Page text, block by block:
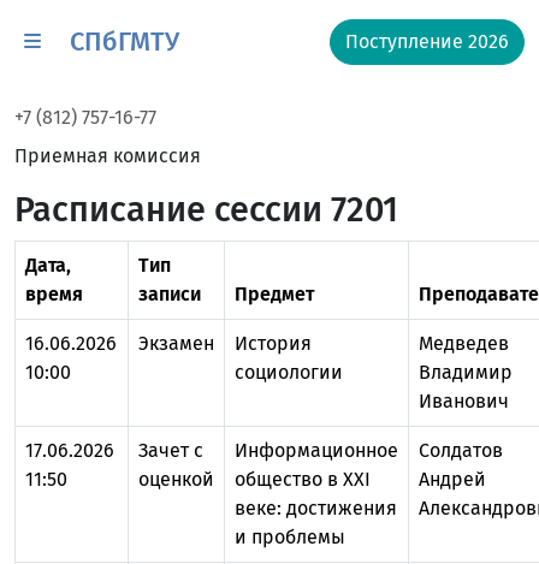
СПбГМТУ Поступление 2026
+7 (812) 757-16-77
Приемная комиссия
Расписание сессии 7201
Дата,
время
Тип
записи
Предмет
16.06.2026
10:00
Экзамен
История
социологии
Медведев
Владимир
Иванович
17.06.2026
11:50
Зачет с
оценкой
Информационное
общество в XXI
веке: достижения
и проблемы
Солдатов
Андрей